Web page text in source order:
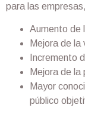
para las
Aumento de
Mejora de la
Incremento
Mejora de la
Mayor
público